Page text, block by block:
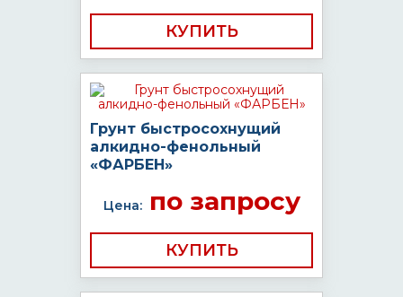
КУПИТЬ
Грунт быстросохнущий
алкидно-фенольный
«ФАРБЕН»
Цена:по запросу
КУПИТЬ